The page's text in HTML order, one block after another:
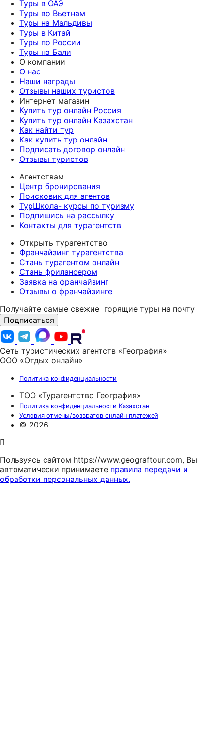
Туры в ОАЭ
Туры во Вьетнам
Туры на Мальдивы
Туры в Китай
Туры по России
Туры на Бали
О компании
О нас
Наши награды
Отзывы наших туристов
Интернет магазин
Купить тур онлайн Россия
Купить тур онлайн Казахстан
Как найти тур
Как купить тур онлайн
Подписать договор онлайн
Отзывы туристов
Агентствам
Центр бронирования
Поисковик для агентов
ТурШкола- курсы по туризму
Подпишись на рассылку
Контакты для турагентств
Открыть турагентство
Франчайзинг турагентства
Стань турагентом онлайн
Стань фрилансером
Заявка на франчайзинг
Отзывы о франчайзинге
Получайте самые свежие горящие туры на почту
Подписаться
Сеть туристических агентств «География»
ООО «Отдых онлайн»
Политика конфиденциальности
ТОО «Турагентство География»
Политика конфиденциальности Казахстан
Условия отмены/возвратов онлайн платежей
© 2026
Пользуясь сайтом https://www.geograftour.com, Вы
автоматически принимаете правила передачи и
обработки персональных данных.